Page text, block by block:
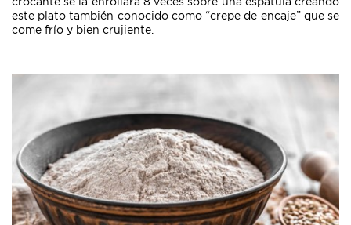
crocante se la enrollara 8 veces sobre una espátula creando
este plato también conocido como “crepe de encaje” que se
come frío y bien crujiente.